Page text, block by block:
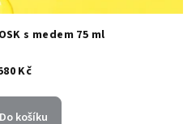
s medem 75 ml
Kč
Do košíku